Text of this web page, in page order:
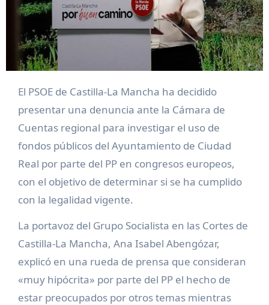
El PSOE de Castilla-La Mancha ha decidido
presentar una denuncia ante la Cámara de
Cuentas regional para investigar el uso de
fondos públicos del Ayuntamiento de Ciudad
Real por parte del PP en congresos europeos,
con el objetivo de determinar si se ha cumplido
con la legalidad vigente.
La portavoz del Grupo Socialista en las Cortes de
Castilla-La Mancha, Ana Isabel Abengózar,
explicó en una rueda de prensa que consideran
«muy hipócrita» por parte del PP el hecho de
estar preocupados por otros temas mientras